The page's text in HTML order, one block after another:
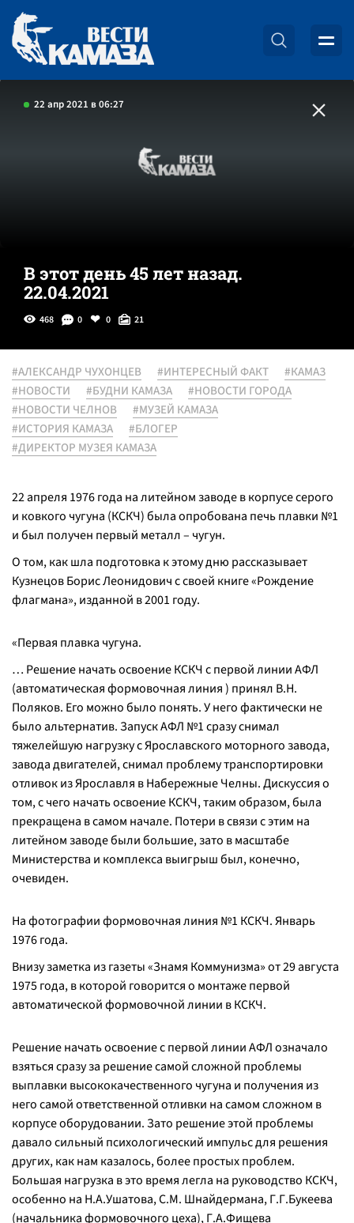
22 апр 2021 в 06:27
В этот день 45 лет назад.
22.04.2021
468 0 0 21
#АЛЕКСАНДР ЧУХОНЦЕВ #ИНТЕРЕСНЫЙ ФАКТ
#КАМАЗ
#НОВОСТИ
#БУДНИ КАМАЗА
#НОВОСТИ ГОРОДА
#НОВОСТИ ЧЕЛНОВ
#МУЗЕЙ КАМАЗА
#ИСТОРИЯ КАМАЗА
#БЛОГЕР
#ДИРЕКТОР МУЗЕЯ КАМАЗА
22 апреля 1976 года на литейном заводе в корпусе серого
и ковкого чугуна (КСКЧ) была опробована печь плавки №1
и был получен первый металл – чугун.
О том, как шла подготовка к этому дню рассказывает
Кузнецов Борис Леонидович с своей книге «Рождение
флагмана», изданной в 2001 году.
«Первая плавка чугуна.
… Решение начать освоение КСКЧ с первой линии АФЛ
(автоматическая формовочная линия ) принял В.Н.
Поляков. Его можно было понять. У него фактически не
было альтернатив. Запуск АФЛ №1 сразу снимал
тяжелейшую нагрузку с Ярославского моторного завода,
завода двигателей, снимал проблему транспортировки
отливок из Ярославля в Набережные Челны. Дискуссия о
том, с чего начать освоение КСКЧ, таким образом, была
прекращена в самом начале. Потери в связи с этим на
литейном заводе были большие, зато в масштабе
Министерства и комплекса выигрыш был, конечно,
очевиден.
На фотографии формовочная линия №1 КСКЧ. Январь
1976 года.
Внизу заметка из газеты «Знамя Коммунизма» от 29 августа
1975 года, в которой говорится о монтаже первой
автоматической формовочной линии в КСКЧ.
Решение начать освоение с первой линии АФЛ означало
взяться сразу за решение самой сложной проблемы
выплавки высококачественного чугуна и получения из
него самой ответственной отливки на самом сложном в
корпусе оборудовании. Зато решение этой проблемы
давало сильный психологический импульс для решения
других, как нам казалось, более простых проблем.
Большая нагрузка в это время легла на руководство КСКЧ,
особенно на Н.А.Ушатова, С.М. Шнайдермана, Г.Г.Букеева
(начальника формовочного цеха), Г.А.Фищева